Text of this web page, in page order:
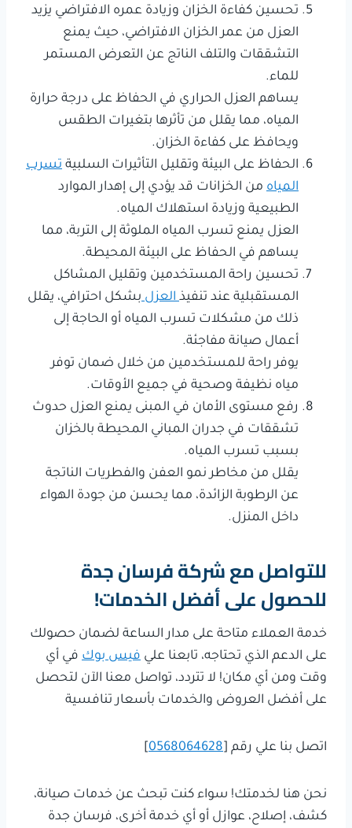
تحسين كفاءة الخزان وزيادة عمره الافتراضي يزيد
العزل من عمر الخزان الافتراضي، حيث يمنع
التشققات والتلف الناتج عن التعرض المستمر
للماء.
يساهم العزل الحراري في الحفاظ على درجة حرارة
المياه، مما يقلل من تأثرها بتغيرات الطقس
ويحافظ على كفاءة الخزان.
الحفاظ على البيئة وتقليل التأثيرات السلبية تسرب
المياه من الخزانات قد يؤدي إلى إهدار الموارد
الطبيعية وزيادة استهلاك المياه.
العزل يمنع تسرب المياه الملوثة إلى التربة، مما
يساهم في الحفاظ على البيئة المحيطة.
تحسين راحة المستخدمين وتقليل المشاكل
المستقبلية عند تنفيذ العزل بشكل احترافي، يقلل
ذلك من مشكلات تسرب المياه أو الحاجة إلى
أعمال صيانة مفاجئة.
يوفر راحة للمستخدمين من خلال ضمان توفر
مياه نظيفة وصحية في جميع الأوقات.
رفع مستوى الأمان في المبنى يمنع العزل حدوث
تشققات في جدران المباني المحيطة بالخزان
بسبب تسرب المياه.
يقلل من مخاطر نمو العفن والفطريات الناتجة
عن الرطوبة الزائدة، مما يحسن من جودة الهواء
داخل المنزل.
للتواصل مع شركة فرسان جدة
للحصول على أفضل الخدمات!
خدمة العملاء متاحة على مدار الساعة لضمان حصولك
على الدعم الذي تحتاجه، تابعنا علي فيس بوك في أي
وقت ومن أي مكان! لا تتردد، تواصل معنا الآن لتحصل
على أفضل العروض والخدمات بأسعار تنافسية
اتصل بنا علي رقم [ 0568064628
نحن هنا لخدمتك! سواء كنت تبحث عن خدمات صيانة،
كشف، إصلاح، عوازل أو أي خدمة أخرى، فرسان جدة